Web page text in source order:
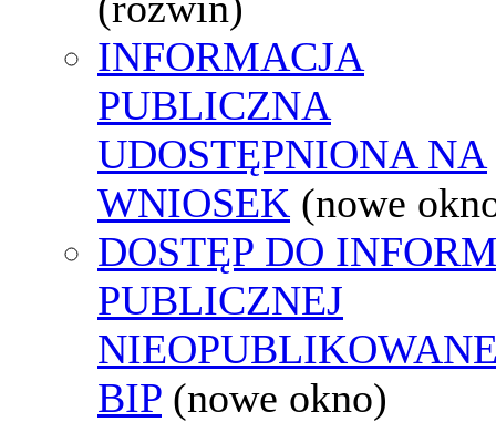
INFORMACJA
PUBLICZNA
UDOSTĘPNIONA NA
WNIOSEK (nowe
DOSTĘP DO
PUBLICZNEJ
BIP (nowe okno)